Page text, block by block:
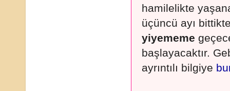
hamilelikte
üçüncü ayı
yiyememe
başlayacaktır.
ayrıntılı bilgiye